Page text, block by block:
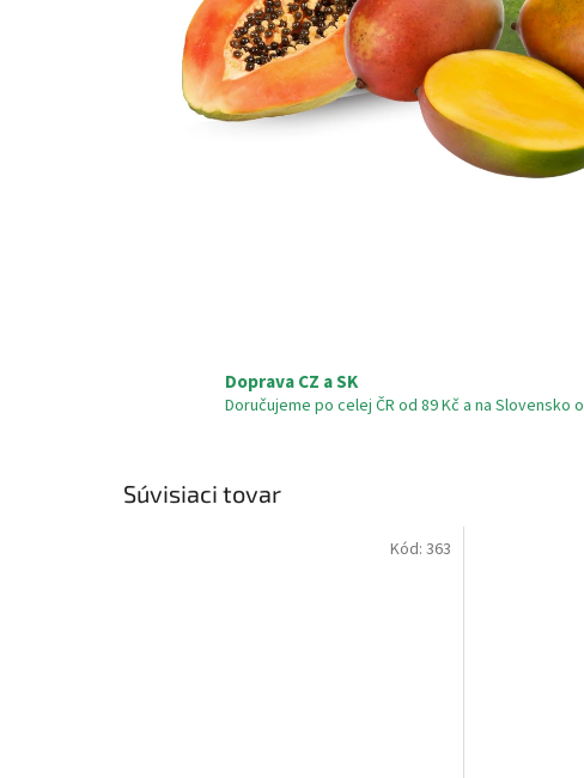
Doprava CZ a SK
Doručujeme po celej ČR od 89 Kč a na Slovensko
Súvisiaci tovar
Kód: 363